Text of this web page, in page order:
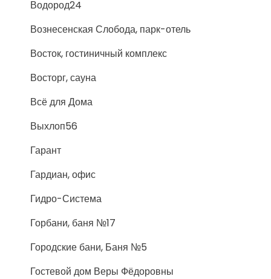
Водород24
Вознесенская Слобода, парк-отель
Восток, гостиничный комплекс
Восторг, сауна
Всё для Дома
Выхлоп56
Гарант
Гардиан, офис
Гидро-Система
Горбани, баня №17
Городские бани, Баня №5
Гостевой дом Веры Фёдоровны